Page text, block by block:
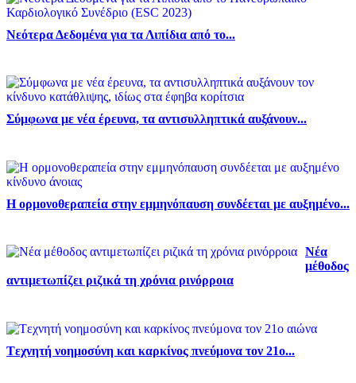
Νεότερα Δεδομένα για τα Λιπίδια από το...
Σύμφωνα με νέα έρευνα, τα αντισυλληπτικά αυξάνουν...
Η ορμονοθεραπεία στην εμμηνόπαυση συνδέεται με αυξημένο...
Νέα
μέθοδος
αντιμετωπίζει ριζικά τη χρόνια ρινόρροια
Tεχνητή νοημοσύνη και καρκίνος πνεύμονα τον 21ο...